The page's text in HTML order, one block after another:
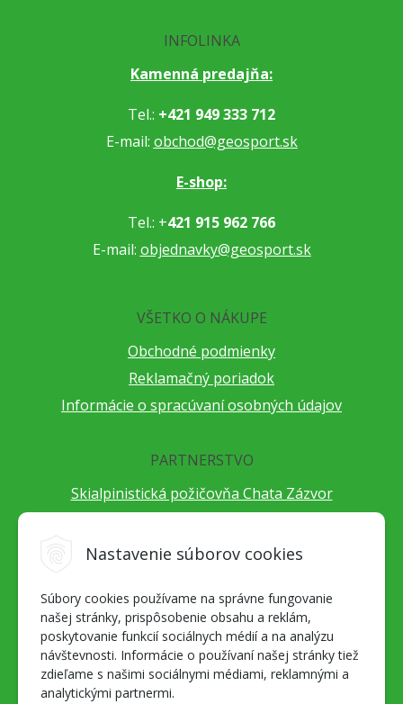
Nastavenie súborov cookies
Súbory cookies používame na správne fungovanie
našej stránky, prispôsobenie obsahu a reklám,
poskytovanie funkcií sociálnych médií a na analýzu
návštevnosti. Informácie o používaní našej stránky tiež
zdieľame s našimi sociálnymi médiami, reklamnými a
analytickými partnermi.
INFOLINKA
Kamenná predajňa:
Tel.: +421 949 333 712
E-mail: obchod@geosport.sk
E-shop:
Tel.: +421 915 962 766
E-mail: objednavky@geosport.sk
VŠETKO O NÁKUPE
Obchodné podmienky
Reklamačný poriadok
Informácie o spracúvaní osobných údajov
PARTNERSTVO
Skialpinistická požičovňa Chata Zázvor
Cestovateľský festival Cestou necestou
Alpenverein Slovensko
Hore-dole Derešom
Motorest Nemecká
Splav Hrona